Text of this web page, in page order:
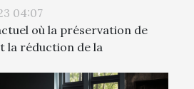
04:07
où la préservation de
la réduction de la